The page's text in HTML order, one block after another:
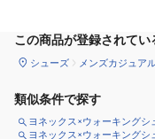
この商品が登録されてい
シューズ メンズカジュア
類似条件で探す
ヨネックス×ウォーキングシ
ヨネックス×ウォーキングシ